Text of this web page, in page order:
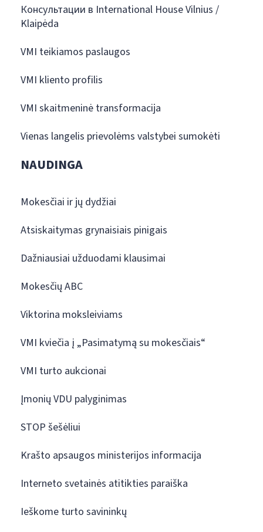
Консультации в International House Vilnius /
Klaipėda
VMI teikiamos paslaugos
VMI kliento profilis
VMI skaitmeninė transformacija
Vienas langelis prievolėms valstybei sumokėti
NAUDINGA
Mokesčiai ir jų dydžiai
Atsiskaitymas grynaisiais pinigais
Dažniausiai užduodami klausimai
Mokesčių ABC
Viktorina moksleiviams
VMI kviečia į „Pasimatymą su mokesčiais“
VMI turto aukcionai
Įmonių VDU palyginimas
STOP šešėliui
Krašto apsaugos ministerijos informacija
Interneto svetainės atitikties paraiška
Ieškome turto savininkų